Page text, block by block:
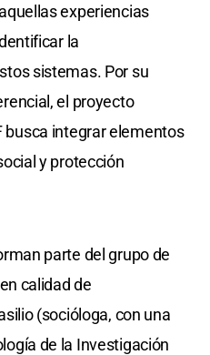
experiencias
la
sistemas. Por su
el proyecto
busca integrar elementos
y protección
parte del grupo de
calidad de
(socióloga, con una
de la Investigación